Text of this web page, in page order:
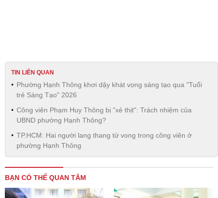
TIN LIÊN QUAN
Phường Hạnh Thông khơi dậy khát vọng sáng tạo qua "Tuổi
trẻ Sáng Tạo" 2026
Công viên Phạm Huy Thông bị "xẻ thịt": Trách nhiệm của
UBND phường Hạnh Thông?
TP.HCM: Hai người lang thang tử vong trong công viên ở
phường Hạnh Thông
BẠN CÓ THỂ QUAN TÂM